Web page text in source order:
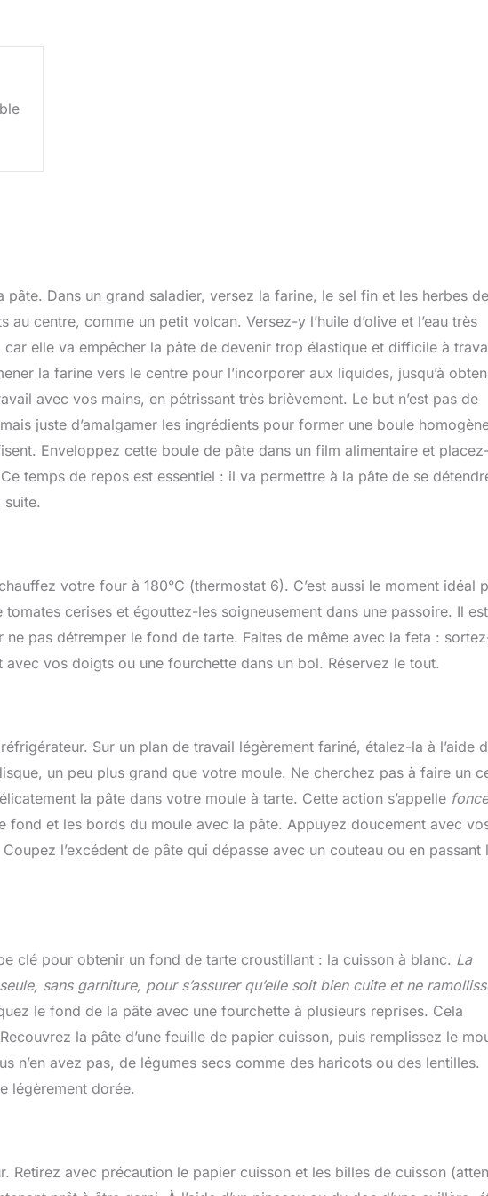
Dans un grand saladier, versez la farine, le sel fin et les herbes de
centre, comme un petit volcan. Versez-y l’huile d’olive et l’eau très
car elle va empêcher la pâte de devenir trop élastique et difficile à
la farine vers le centre pour l’incorporer aux liquides, jusqu’à
avec vos mains, en pétrissant très brièvement. Le but n’est pas de
juste d’amalgamer les ingrédients pour former une boule
Enveloppez cette boule de pâte dans un film alimentaire et
temps de repos est essentiel : il va permettre à la pâte de se
votre four à 180°C (thermostat 6). C’est aussi le moment idéal
cerises et égouttez-les soigneusement dans une passoire. Il est
ne pas détremper le fond de tarte. Faites de même avec la feta :
vos doigts ou une fourchette dans un bol. Réservez le tout.
Sur un plan de travail légèrement fariné, étalez-la à l’aide
un peu plus grand que votre moule. Ne cherchez pas à faire un
la pâte dans votre moule à tarte. Cette action s’appelle
fond et les bords du moule avec la pâte. Appuyez doucement avec
l’excédent de pâte qui dépasse avec un couteau ou en passant
clé pour obtenir un fond de tarte croustillant : la cuisson à blanc. La
sans garniture, pour s’assurer qu’elle soit bien cuite et ne
le fond de la pâte avec une fourchette à plusieurs reprises. Cela
la pâte d’une feuille de papier cuisson, puis remplissez le
n’en avez pas, de légumes secs comme des haricots ou des lentilles.
légèrement dorée.
Retirez avec précaution le papier cuisson et les billes de cuisson